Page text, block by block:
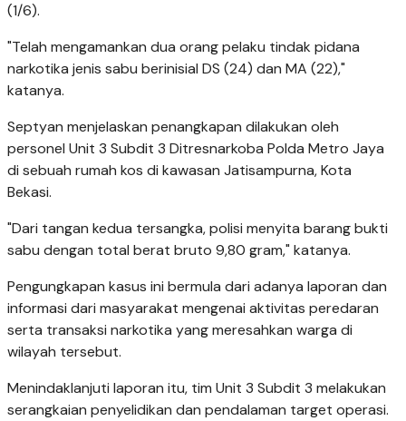
(1/6).
​"Telah mengamankan dua orang pelaku tindak pidana
narkotika jenis sabu berinisial DS (24) dan MA (22),"
katanya.
​Septyan menjelaskan penangkapan dilakukan oleh
personel Unit 3 Subdit 3 Ditresnarkoba Polda Metro Jaya
di sebuah rumah kos di kawasan Jatisampurna, Kota
Bekasi.
"Dari tangan kedua tersangka, polisi menyita barang bukti
sabu dengan total berat bruto 9,80 gram," katanya.
​Pengungkapan kasus ini bermula dari adanya laporan dan
informasi dari masyarakat mengenai aktivitas peredaran
serta transaksi narkotika yang meresahkan warga di
wilayah tersebut.
​Menindaklanjuti laporan itu, tim Unit 3 Subdit 3 melakukan
serangkaian penyelidikan dan pendalaman target operasi.